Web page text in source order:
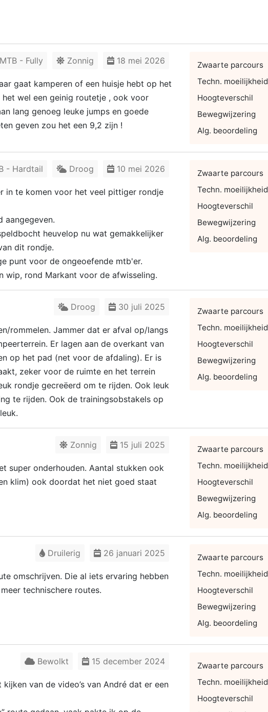
18 mei 2026
Zonnig
MTB - Fully
gaat kamperen of een huisje hebt op het
wel een geinig routetje , ook voor
lang genoeg leuke jumps en goede
geven zou het een 9,2 zijn !
Zwaarte parcours
Techn. moeilijkheid
Hoogteverschil
Bewegwijzering
Alg. beoordeling
10 mei 2026
Droog
- Hardtail
in te komen voor het veel pittiger rondje
aangegeven.
heuvelop nu wat gemakkelijker
dit rondje.
punt voor de ongeoefende mtb'er.
wip, rond Markant voor de afwisseling.
Zwaarte parcours
Techn. moeilijkheid
Hoogteverschil
Bewegwijzering
Alg. beoordeling
30 juli 2025
Droog
rommelen. Jammer dat er afval op/langs
Er lagen aan de overkant van
op het pad (net voor de afdaling). Er is
zeker voor de ruimte en het terrein
rondje gecreëerd om te rijden. Ook leuk
te rijden. Ook de trainingsobstakels op
Zwaarte parcours
Techn. moeilijkheid
Hoogteverschil
Bewegwijzering
Alg. beoordeling
15 juli 2025
Zonnig
super onderhouden. Aantal stukken ook
klim) ook doordat het niet goed staat
Zwaarte parcours
Techn. moeilijkheid
Hoogteverschil
Bewegwijzering
Alg. beoordeling
26 januari 2025
Druilerig
omschrijven. Die al iets ervaring hebben
technischere routes.
Zwaarte parcours
Techn. moeilijkheid
Hoogteverschil
Bewegwijzering
Alg. beoordeling
15 december 2024
Bewolkt
van de video’s van André dat er een
Zwaarte parcours
Techn. moeilijkheid
Hoogteverschil